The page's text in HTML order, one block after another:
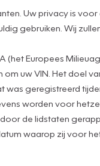
Uw privacy is
gebruiken. Wij
(het Europees
uw VIN. Het doel
geregistreerd
worden voor
de lidstaten
waarop zij voor